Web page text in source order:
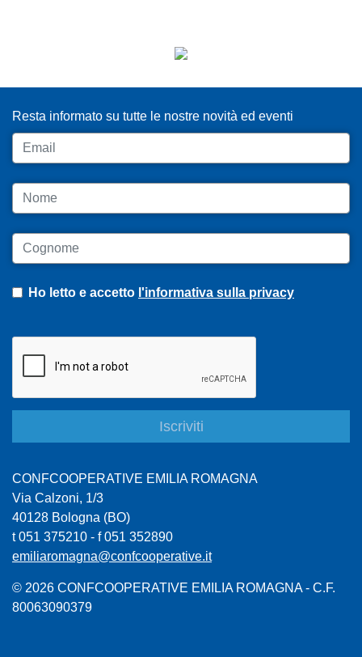
Resta informato su tutte le nostre novità ed eventi
Email
Nome
Cognome
Ho letto e accetto l'informativa sulla privacy
CONFCOOPERATIVE EMILIA ROMAGNA
Via Calzoni, 1/3
40128 Bologna (BO)
t 051 375210 - f 051 352890
emiliaromagna@confcooperative.it
© 2026 CONFCOOPERATIVE EMILIA ROMAGNA - C.F.
80063090379